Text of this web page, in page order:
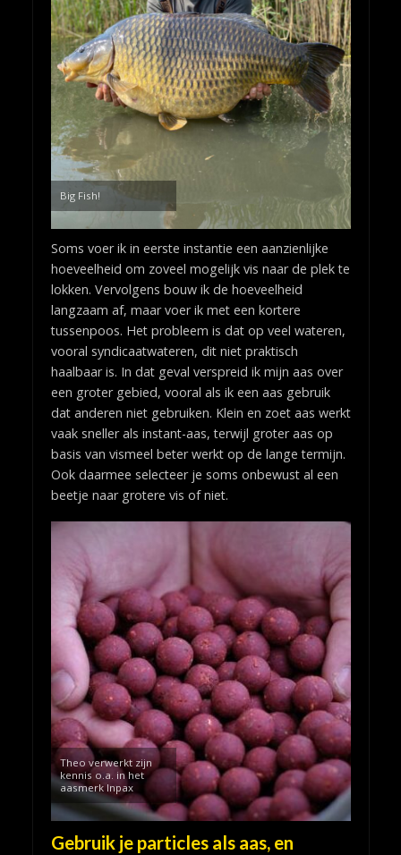
Big Fish!
Soms voer ik in eerste instantie een aanzienlijke
hoeveelheid om zoveel mogelijk vis naar de plek te
lokken. Vervolgens bouw ik de hoeveelheid
langzaam af, maar voer ik met een kortere
tussenpoos. Het probleem is dat op veel wateren,
vooral syndicaatwateren, dit niet praktisch
haalbaar is. In dat geval verspreid ik mijn aas over
een groter gebied, vooral als ik een aas gebruik
dat anderen niet gebruiken. Klein en zoet aas werkt
vaak sneller als instant-aas, terwijl groter aas op
basis van vismeel beter werkt op de lange termijn.
Ook daarmee selecteer je soms onbewust al een
beetje naar grotere vis of niet.
Theo verwerkt zijn
kennis o.a. in het
aasmerk Inpax
Gebruik je particles als aas, en